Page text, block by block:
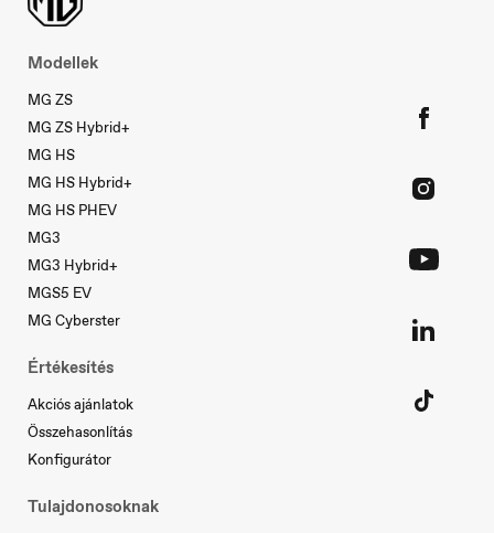
Luxembourg
Français
Macedonia
Македонски
Nederland
Nederlands
Norge
Norsk
Modellek
MG ZS
MG ZS Hybrid+
MG HS
MG HS Hybrid+
MG HS PHEV
MG3
MG3 Hybrid+
MGS5 EV
MG Cyberster
Értékesítés
Akciós ajánlatok
Összehasonlítás
Konfigurátor
Tulajdonosoknak